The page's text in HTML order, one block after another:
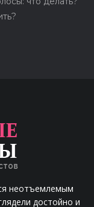
неотъемлемым
достойно и